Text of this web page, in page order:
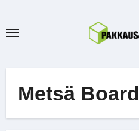
Metsä Board